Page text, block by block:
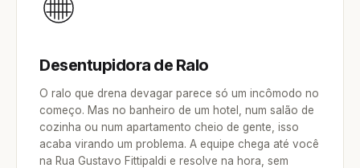
Desentupidora de Ralo
O ralo que drena devagar parece só um incômodo no
começo. Mas no banheiro de um hotel, num salão de
cozinha ou num apartamento cheio de gente, isso
acaba virando um problema. A equipe chega até você
na Rua Gustavo Fittipaldi e resolve na hora, sem